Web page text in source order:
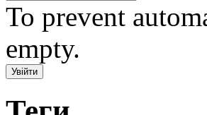
To prevent
empty.